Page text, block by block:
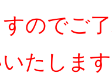
のでご
たしま